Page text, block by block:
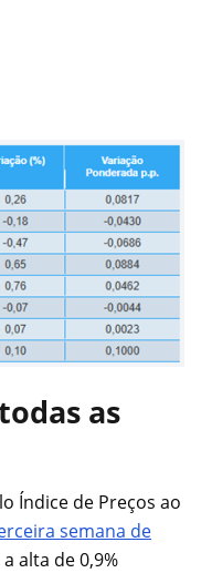
as
Índice de Preços ao
semana de
alta de 0,9%